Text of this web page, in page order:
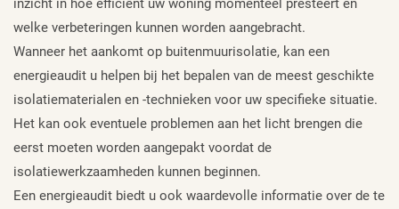
inzicht in hoe efficiënt uw woning momenteel presteert en
welke verbeteringen kunnen worden aangebracht.
Wanneer het aankomt op buitenmuurisolatie, kan een
energieaudit u helpen bij het bepalen van de meest geschikte
isolatiematerialen en -technieken voor uw specifieke situatie.
Het kan ook eventuele problemen aan het licht brengen die
eerst moeten worden aangepakt voordat de
isolatiewerkzaamheden kunnen beginnen.
Een energieaudit biedt u ook waardevolle informatie over de te